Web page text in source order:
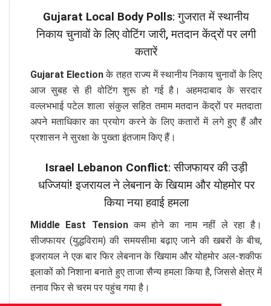
Gujarat Local Body Polls: गुजरात में स्थानीय
निकाय चुनावों के लिए वोटिंग जारी, मतदान केंद्रों पर लगी
कतारें
Gujarat Electionके तहत राज्य में स्थानीय निकाय चुनावों के लिए
आज सुबह से ही वोटिंग शुरू हो गई है। अहमदाबाद के सरदार
वल्लभभाई पटेल शाला संकुल सहित तमाम मतदान केंद्रों पर मतदाता
अपने मताधिकार का प्रयोग करने के लिए कतारों में लगे हुए हैं और
प्रशासन ने सुरक्षा के पुख्ता इंतजाम किए हैं।
Israel Lebanon Conflict: सीजफायर की उड़ी
धज्जियां! इजरायल ने लेबनान के खियाम और योहमोर पर
किया नया हवाई हमला
Middle East Tensionकम होने का नाम नहीं ले रहा है।
सीजफायर (युद्धविराम) की समयसीमा बढ़ाए जाने की खबरों के बीच,
इजरायल ने एक बार फिर लेबनान के खियाम और योहमोर अल-शकीफ
इलाकों को निशाना बनाते हुए ताजा सैन्य हमला किया है, जिससे क्षेत्र में
तनाव फिर से चरम पर पहुंच गया है।